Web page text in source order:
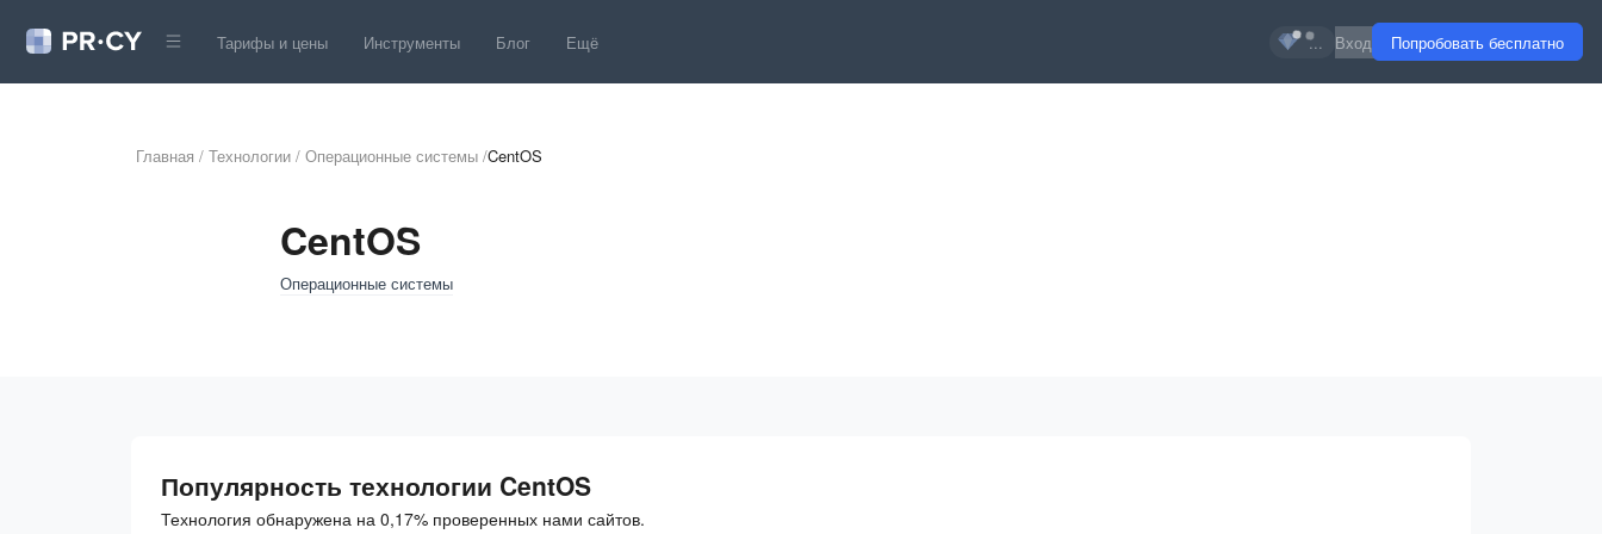
Тарифы и цены Инструменты Блог Ещё ... Вход Попробовать бесплатно
Главная / Технологии / Операционные системы /CentOS
CentOS
Операционные системы
Популярность технологии CentOS
Технология обнаружена на 0,17% проверенных нами сайтов.